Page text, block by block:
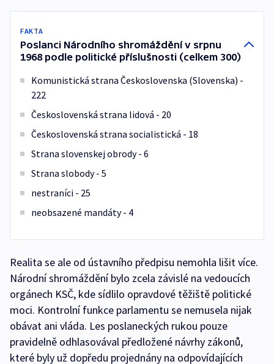
FAKTA
Poslanci Národního shromáždění v srpnu
1968 podle politické příslušnosti (celkem 300)
Komunistická strana Československa (Slovenska) -
222
Československá strana lidová - 20
Československá strana socialistická - 18
Strana slovenskej obrody - 6
Strana slobody - 5
nestraníci - 25
neobsazené mandáty - 4
Realita se ale od ústavního předpisu nemohla lišit více.
Národní shromáždění bylo zcela závislé na vedoucích
orgánech KSČ, kde sídlilo opravdové těžiště politické
moci. Kontrolní funkce parlamentu se nemusela nijak
obávat ani vláda. Les poslaneckých rukou pouze
pravidelně odhlasovával předložené návrhy zákonů,
které byly už dopředu projednány na odpovídajících